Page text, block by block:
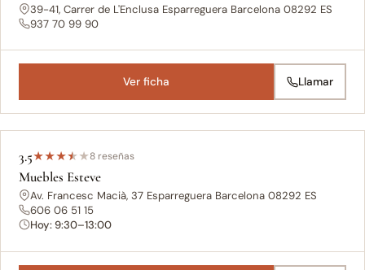
39-41, Carrer de L'Enclusa Esparreguera Barcelona 08292 ES
937 70 99 90
Ver ficha Llamar
3.5★★★★★8 reseñas
Muebles Esteve
Av. Francesc Macià, 37 Esparreguera Barcelona 08292 ES
606 06 51 15
Hoy: 9:30–13:00